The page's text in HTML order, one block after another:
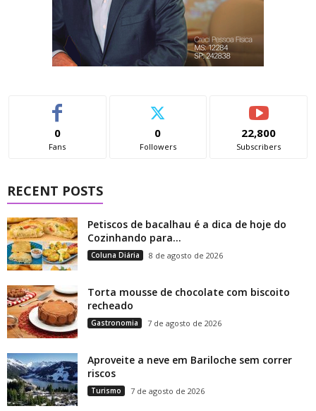
0
Fans
0
Followers
22,800
Subscribers
RECENT POSTS
Petiscos de bacalhau é a dica de hoje do
Cozinhando para...
Coluna Diária 8 de agosto de 2026
Torta mousse de chocolate com biscoito
recheado
Gastronomia 7 de agosto de 2026
Aproveite a neve em Bariloche sem correr
riscos
Turismo 7 de agosto de 2026